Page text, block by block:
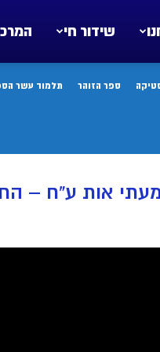
שידור חי
ספר הזוהר תלמוד עשר
אות ע”ח –